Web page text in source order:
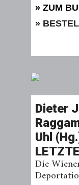
» ZUM
»
Dieter
Uhl
Die